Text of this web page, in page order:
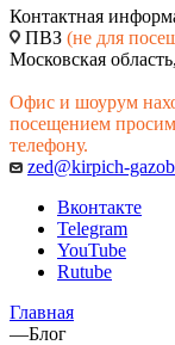
Контактная
ПВЗ (не для
Московская
Офис и шоурум
посещением просим
телефону.
zed@kirpich-
Вконтакте
Telegram
YouTube
Rutube
Главная
—Блог